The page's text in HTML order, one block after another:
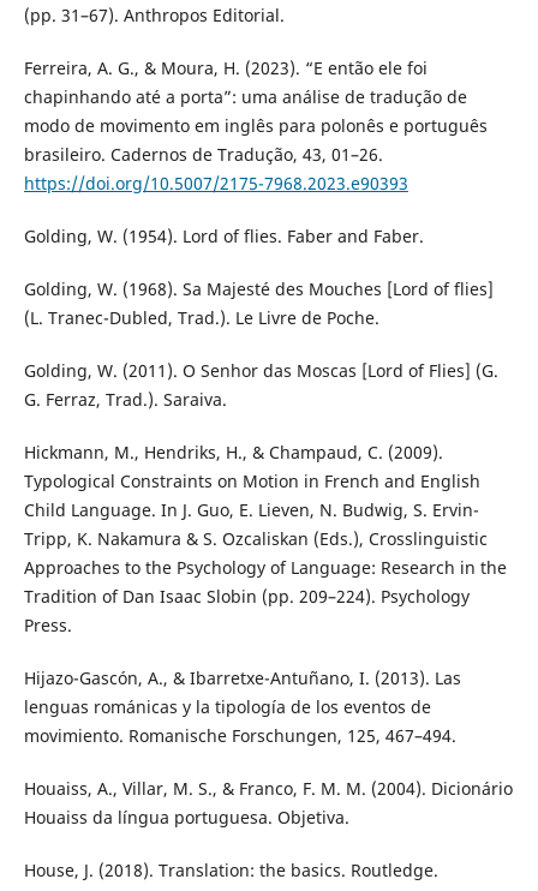
(pp. 31–67). Anthropos Editorial.
Ferreira, A. G., & Moura, H. (2023). “E então ele foi
chapinhando até a porta”: uma análise de tradução de
modo de movimento em inglês para polonês e português
brasileiro. Cadernos de Tradução, 43, 01–26.
https://doi.org/10.5007/2175-7968.2023.e90393
Golding, W. (1954). Lord of flies. Faber and Faber.
Golding, W. (1968). Sa Majesté des Mouches [Lord of flies]
(L. Tranec-Dubled, Trad.). Le Livre de Poche.
Golding, W. (2011). O Senhor das Moscas [Lord of Flies] (G.
G. Ferraz, Trad.). Saraiva.
Hickmann, M., Hendriks, H., & Champaud, C. (2009).
Typological Constraints on Motion in French and English
Child Language. In J. Guo, E. Lieven, N. Budwig, S. Ervin-
Tripp, K. Nakamura & S. Ozcaliskan (Eds.), Crosslinguistic
Approaches to the Psychology of Language: Research in the
Tradition of Dan Isaac Slobin (pp. 209–224). Psychology
Press.
Hijazo-Gascón, A., & Ibarretxe-Antuñano, I. (2013). Las
lenguas románicas y la tipología de los eventos de
movimiento. Romanische Forschungen, 125, 467–494.
Houaiss, A., Villar, M. S., & Franco, F. M. M. (2004). Dicionário
Houaiss da língua portuguesa. Objetiva.
House, J. (2018). Translation: the basics. Routledge.